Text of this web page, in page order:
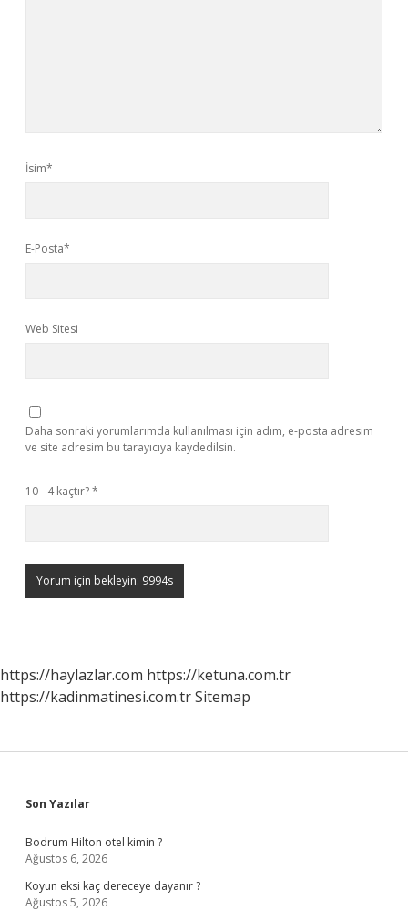
İsim*
E-Posta*
Web Sitesi
Daha sonraki yorumlarımda kullanılması için adım, e-posta adresim
ve site adresim bu tarayıcıya kaydedilsin.
10 - 4 kaçtır?*
https://haylazlar.com https://ketuna.com.tr
https://kadinmatinesi.com.trSitemap
Sidebar
Son Yazılar
Bodrum Hilton otel kimin ?
Ağustos 6, 2026
Koyun eksi kaç dereceye dayanır ?
Ağustos 5, 2026